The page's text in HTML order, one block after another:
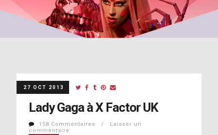
27 OCT 2013
Lady Gaga à X Factor UK
158 Commentaires / Laisser un
commentaire